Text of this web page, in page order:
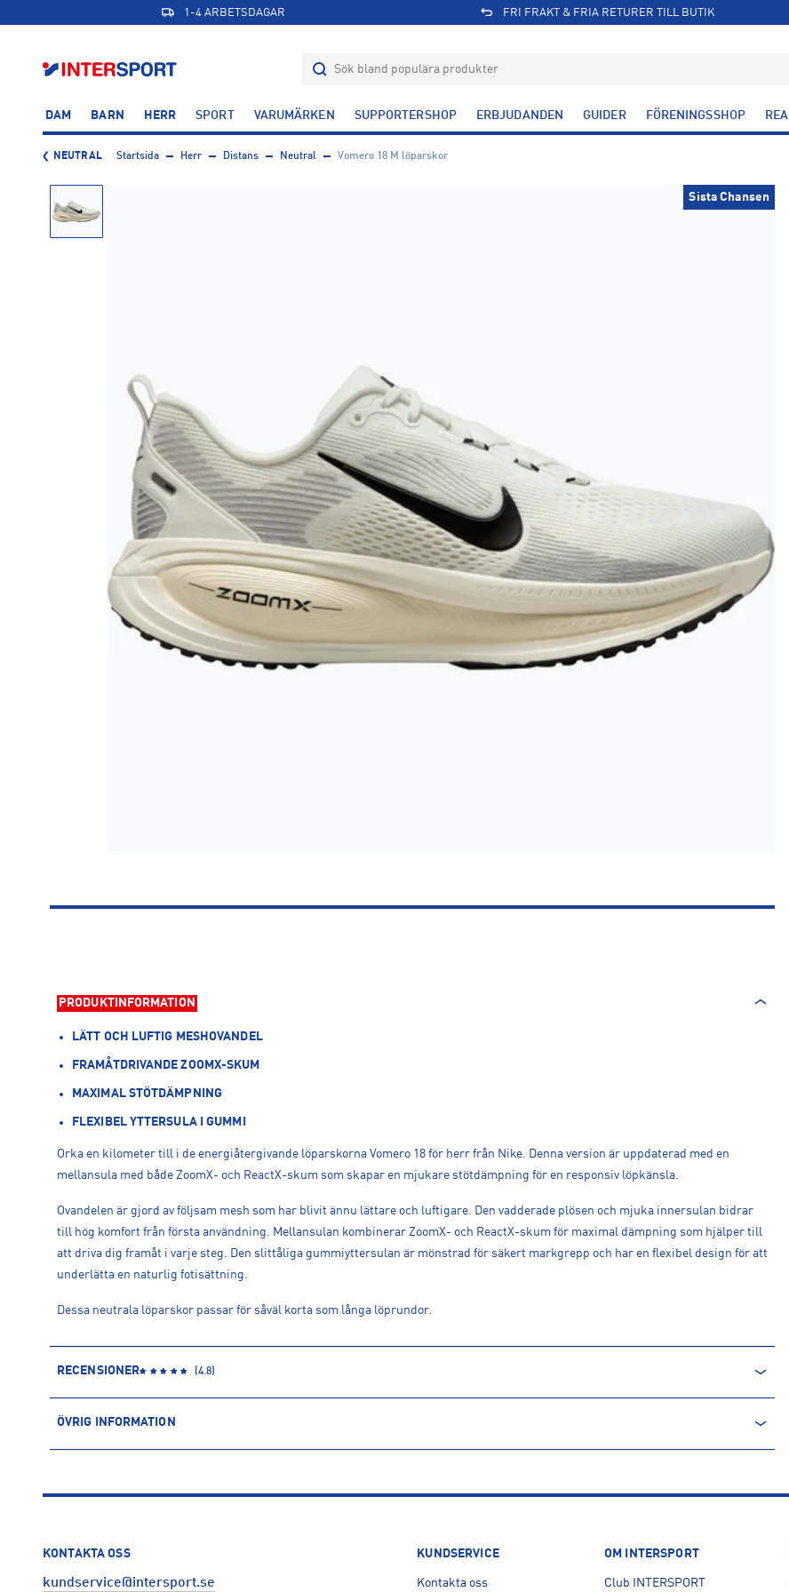
1-4 ARBETSDAGAR FRI FRAKT & FRIA RETURER TILL BUTIK
DAM BARN HERR SPORT VARUMÄRKEN SUPPORTERSHOP ERBJUDANDEN GUIDER FÖRENINGSSHOP REA
NEUTRAL Startsida Herr Distans Neutral Vomero 18 M löparskor
Sista Chansen
PRODUKTINFORMATION
LÄTT OCH LUFTIG MESHOVANDEL
FRAMÅTDRIVANDE ZOOMX-SKUM
MAXIMAL STÖTDÄMPNING
FLEXIBEL YTTERSULA I GUMMI
Orka en kilometer till i de energiåtergivande löparskorna Vomero 18 för herr från Nike. Denna version är uppdaterad med en
mellansula med både ZoomX- och ReactX-skum som skapar en mjukare stötdämpning för en responsiv löpkänsla.
Ovandelen är gjord av följsam mesh som har blivit ännu lättare och luftigare. Den vadderade plösen och mjuka innersulan bidrar
till hög komfort från första användning. Mellansulan kombinerar ZoomX- och ReactX-skum för maximal dämpning som hjälper till
att driva dig framåt i varje steg. Den slittåliga gummiyttersulan är mönstrad för säkert markgrepp och har en flexibel design för att
underlätta en naturlig fotisättning.
Dessa neutrala löparskor passar för såväl korta som långa löprundor.
RECENSIONER (4.8)
ÖVRIG INFORMATION
Leverantörens produktnummer: HM6803
KONTAKTA OSS
kundservice@intersport.se
KUNDSERVICE
Kontakta oss
OM INTERSPORT
Club INTERSPORT